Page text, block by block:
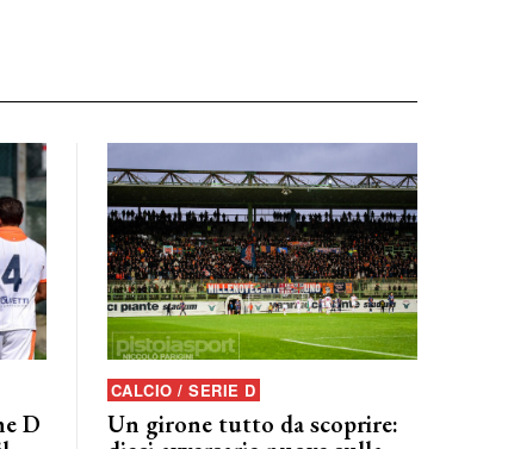
D
CALCIO / SERIE D
Un girone tutto da scoprire: